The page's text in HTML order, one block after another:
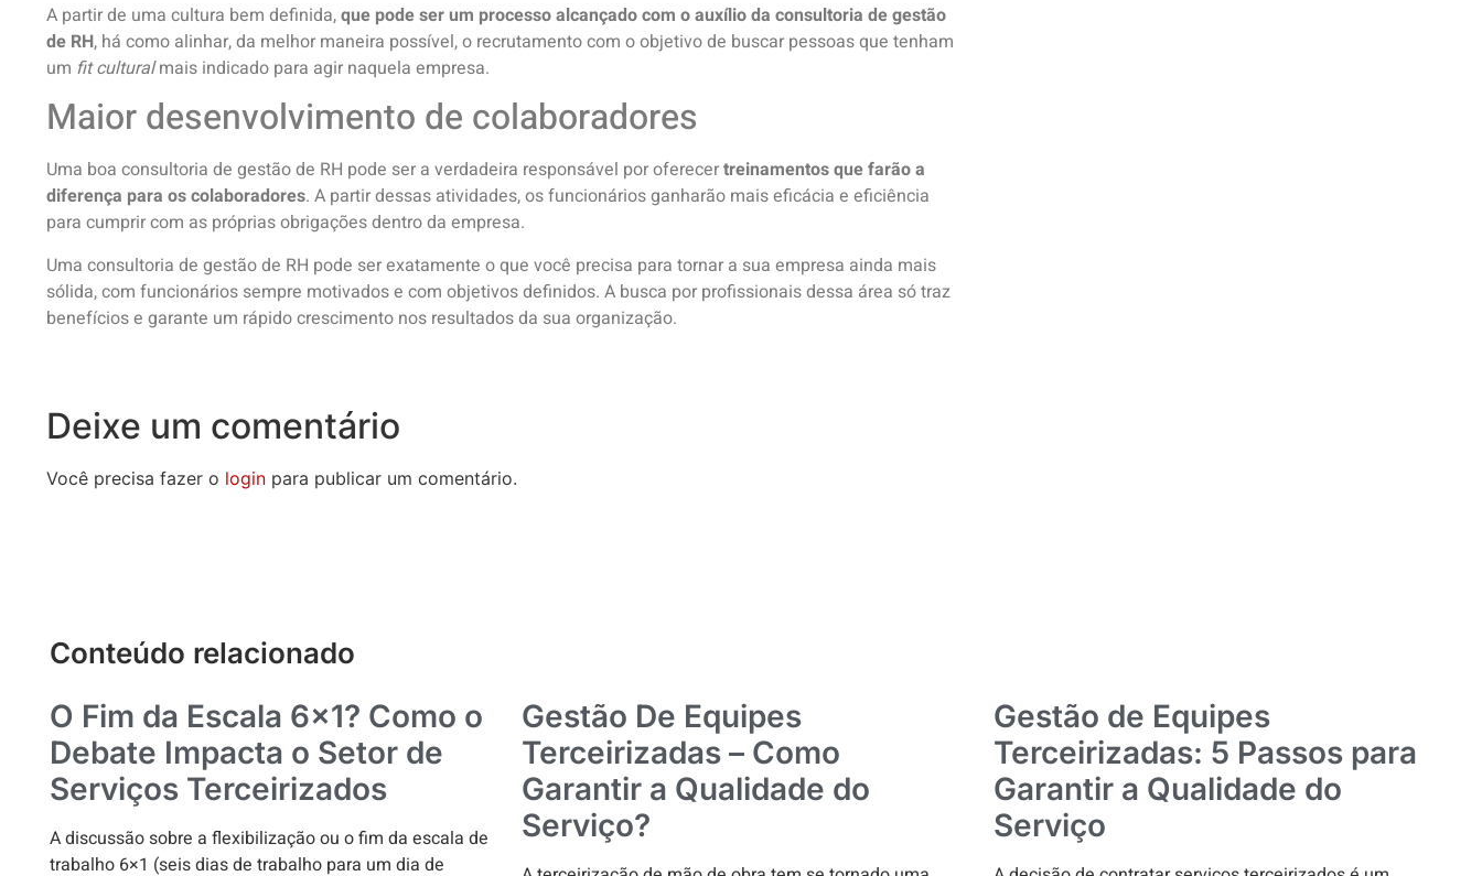
A partir de uma cultura bem definida,que pode ser um processo alcançado com o auxílio da consultoria de gestão
de RH, há como alinhar, da melhor maneira possível, o recrutamento com o objetivo de buscar pessoas que tenham
um fit cultural mais indicado para agir naquela empresa.
Maior desenvolvimento de colaboradores
Uma boa consultoria de gestão de RH pode ser a verdadeira responsável por oferecertreinamentos que farão a
diferença para os colaboradores. A partir dessas atividades, os funcionários ganharão mais eficácia e eficiência
para cumprir com as próprias obrigações dentro da empresa.
Uma consultoria de gestão de RH pode ser exatamente o que você precisa para tornar a sua empresa ainda mais
sólida, com funcionários sempre motivados e com objetivos definidos. A busca por profissionais dessa área só traz
benefícios e garante um rápido crescimento nos resultados da sua organização.
Deixe um comentário
Você precisa fazer o login para publicar um comentário.
Conteúdo relacionado
O Fim da Escala 6×1? Como o
Debate Impacta o Setor de
Serviços Terceirizados
A discussão sobre a flexibilização ou o fim da escala de
trabalho 6×1 (seis dias de trabalho para um dia de
Gestão De Equipes
Terceirizadas – Como
Garantir a Qualidade do
Serviço?
Gestão de Equipes
Terceirizadas: 5 Passos para
Garantir a Qualidade do
Serviço